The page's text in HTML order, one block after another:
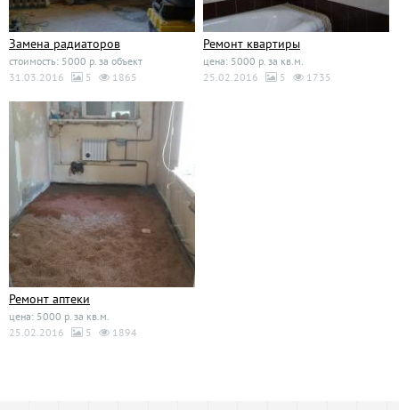
Замена радиаторов
стоимость: 5000 р. за объект
31.03.2016
5 1865
Ремонт квартиры
цена: 5000 р. за кв.м.
25.02.2016
5 1735
Ремонт аптеки
цена: 5000 р. за кв.м.
25.02.2016
5 1894